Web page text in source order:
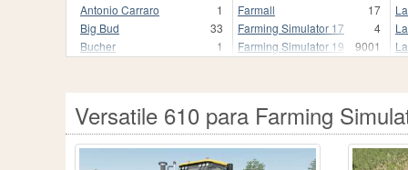
Antonio Carraro
1
Big Bud
33
Bucher
1
Case
2
Case 2870 Traction King
1
Farmall
17
Farming Simulator 17
4
Farming Simulator 19
9001
Fendt
837
Fendt Favorit 800
1
118
Versatile 610 para Farming